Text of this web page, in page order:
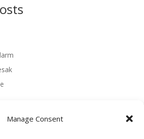
Manage Consent